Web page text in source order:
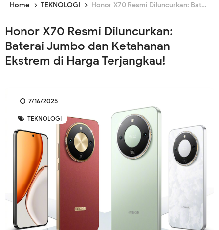
Home TEKNOLOGI Honor X70 Resmi Diluncurkan: Baterai Jumbo dan Ketahanan Ekstrem di Harga Terjangkau!
Honor X70 Resmi Diluncurkan:
Baterai Jumbo dan Ketahanan
Ekstrem di Harga Terjangkau!
TEKNOLOGI
7/16/2025